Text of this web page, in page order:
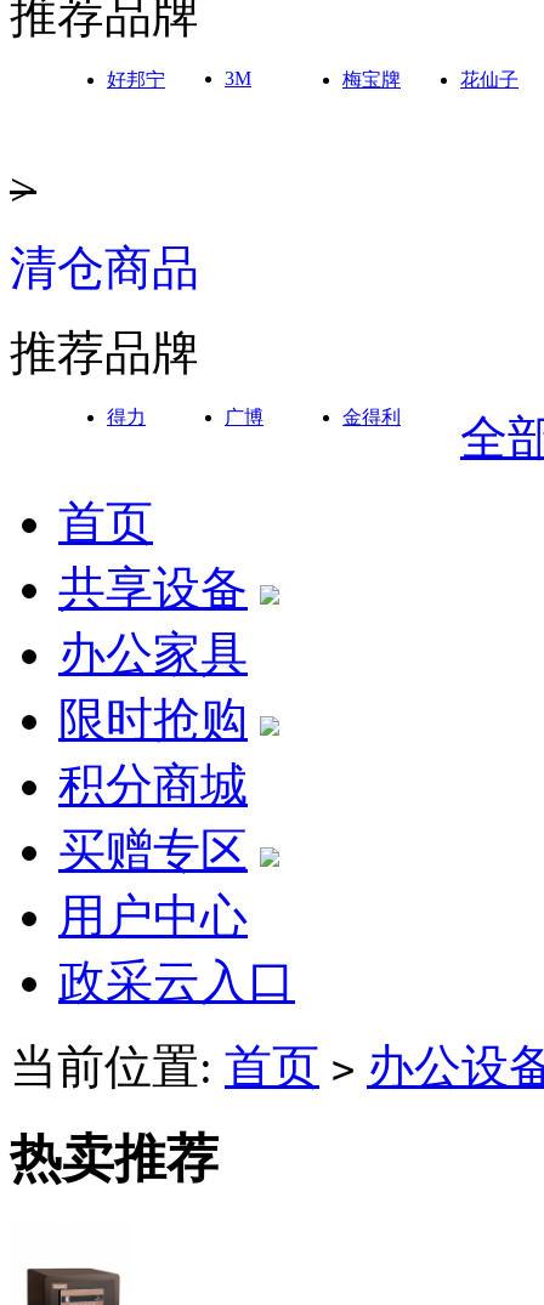
推荐品牌
好邦宁 3M 梅宝牌 花仙子
>
清仓商品
推荐品牌
得力 广博 金得利
全
首页
共享设备
办公家具
限时抢购
积分商城
买赠专区
用户中心
政采云入口
当前位置: 首页 > 办公设
热卖推荐